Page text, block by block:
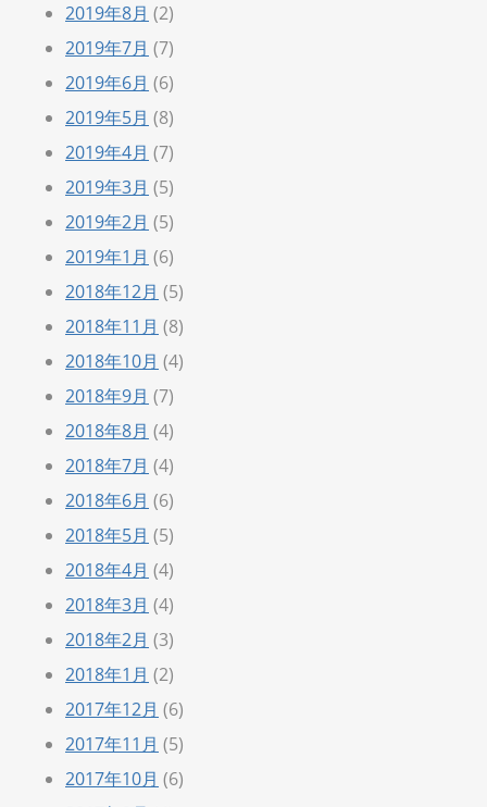
2019年8月 (2)
2019年7月 (7)
2019年6月 (6)
2019年5月 (8)
2019年4月 (7)
2019年3月 (5)
2019年2月 (5)
2019年1月 (6)
2018年12月 (5)
2018年11月 (8)
2018年10月 (4)
2018年9月 (7)
2018年8月 (4)
2018年7月 (4)
2018年6月 (6)
2018年5月 (5)
2018年4月 (4)
2018年3月 (4)
2018年2月 (3)
2018年1月 (2)
2017年12月 (6)
2017年11月 (5)
2017年10月 (6)